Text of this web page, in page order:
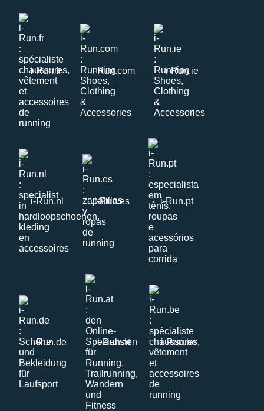
i-Run.fr i-Run.com i-Run.ie
i-Run.nl i-Run.es i-Run.pt
i-Run.de i-Run.at i-Run.be